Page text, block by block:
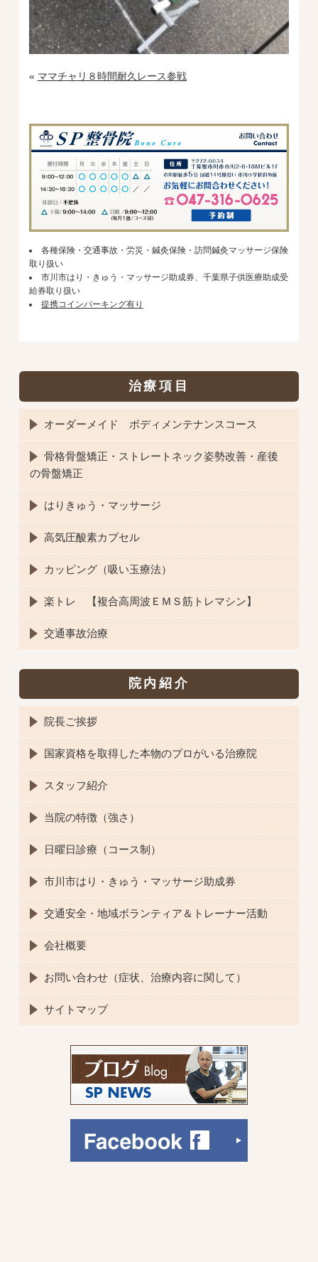
« ママチャリ８時間耐久レース参戦
各種保険・交通事故・労災・鍼灸保険・訪問鍼灸マッサージ保険
取り扱い
市川市はり・きゅう・マッサージ助成券、千葉県子供医療助成受
給券取り扱い
提携コインパーキング有り
治療項目
オーダーメイド ボディメンテナンスコース
骨格骨盤矯正・ストレートネック姿勢改善・産後
の骨盤矯正
はりきゅう・マッサージ
高気圧酸素カプセル
カッピング（吸い玉療法）
楽トレ 【複合高周波ＥＭＳ筋トレマシン】
交通事故治療
院内紹介
院長ご挨拶
国家資格を取得した本物のプロがいる治療院
スタッフ紹介
当院の特徴（強さ）
日曜日診療（コース制）
市川市はり・きゅう・マッサージ助成券
交通安全・地域ボランティア＆トレーナー活動
会社概要
お問い合わせ（症状、治療内容に関して）
サイトマップ